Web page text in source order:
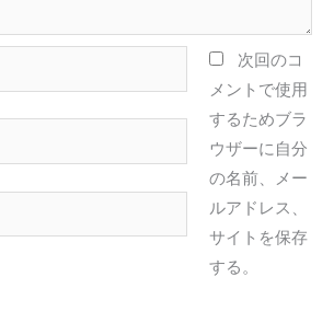
次回のコ
メントで使用
するためブラ
ウザーに自分
の名前、メー
ルアドレス、
サイトを保存
する。